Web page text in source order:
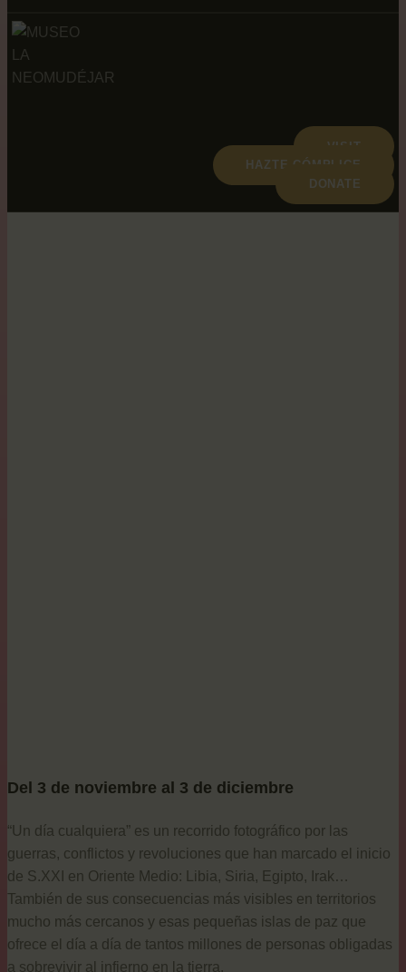
VISIT
HAZTE CÓMPLICE
DONATE
Del 3 de noviembre al 3 de diciembre
“Un día cualquiera” es un recorrido fotográfico por las
guerras, conflictos y revoluciones que han marcado el inicio
de S.XXI en Oriente Medio: Libia, Siria, Egipto, Irak…
También de sus consecuencias más visibles en territorios
mucho más cercanos y esas pequeñas islas de paz que
ofrece el día a día de tantos millones de personas obligadas
a sobrevivir al infierno en la tierra.